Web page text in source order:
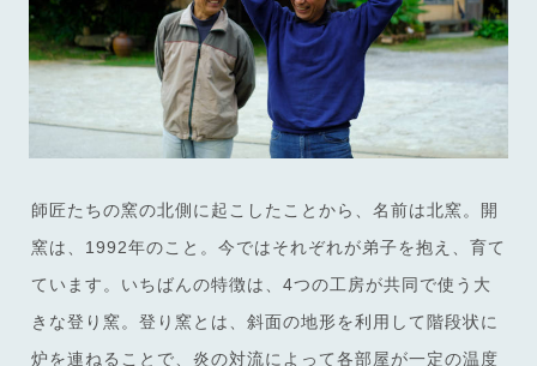
師匠たちの窯の北側に起こしたことから、名前は北窯。開
窯は、1992年のこと。今ではそれぞれが弟子を抱え、育て
ています。いちばんの特徴は、4つの工房が共同で使う大
きな登り窯。登り窯とは、斜面の地形を利用して階段状に
炉を連ねることで、炎の対流によって各部屋が一定の温度